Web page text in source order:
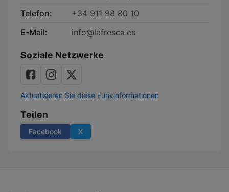
Telefon:
+34 911 98 80 10
E-Mail:
info@lafresca.es
Soziale Netzwerke
Aktualisieren Sie diese Funkinformationen
Teilen
Facebook X